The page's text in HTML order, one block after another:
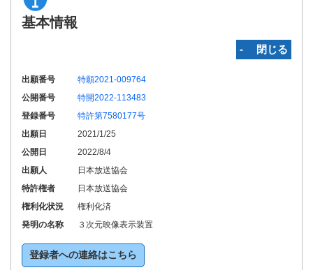
基本情報
‐ 閉じる
出願番号
特願2021-009764
公開番号
特開2022-113483
登録番号
特許第7580177号
出願日
2021/1/25
公開日
2022/8/4
出願人
日本放送協会
特許権者
日本放送協会
権利化状況
権利化済
発明の名称
３次元映像表示装置
登録者への連絡はこちら